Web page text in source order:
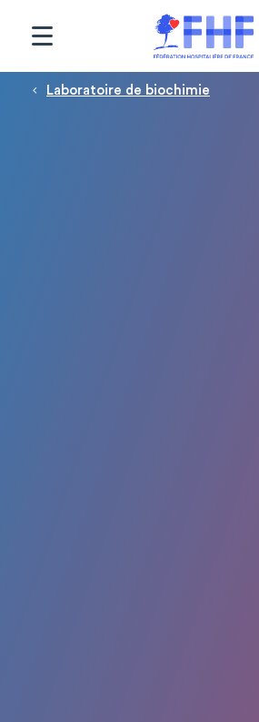
Fil d'Ariane
Laboratoire de biochimie
Panneau de gestion des cookies